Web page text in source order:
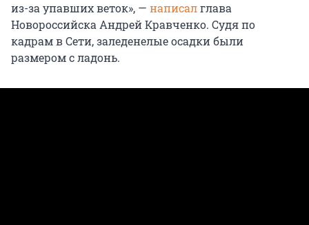
из-за упавших веток», — написалглава
Новороссийска Андрей Кравченко. Судя по
кадрам в Сети, заледенелые осадки были
размером с ладонь.